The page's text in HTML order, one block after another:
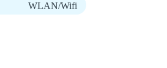
WLAN/Wifi